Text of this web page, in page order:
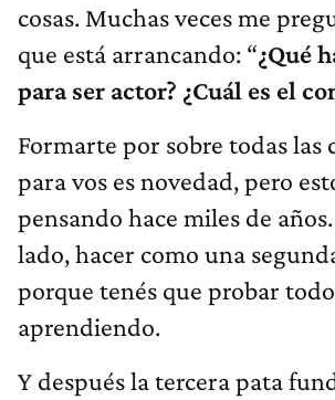
cosas. Muchas veces me
que está arrancando: “¿Qué
para ser actor? ¿Cuál es el
Formarte por sobre todas las
para vos es novedad, pero
pensando hace miles de
lado, hacer como una
porque tenés que probar
aprendiendo.
Y después la tercera pata